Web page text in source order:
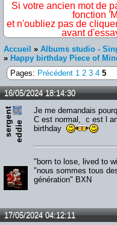
Si votre ancien mot de
fonction
et n'oubliez pas de
avant
Accueil » Albums studio -
» Happy birthday Piece of
Pages: Précédent 1 2 3 4 5
16/05/2024 18:14:30
s
e
rg
e
n
t
e
d
d
ie
Je me demandais
C est normal, c est l
birthday
"born to lose, lived to
"nous sommes tous
génération" BXN
17/05/2024 04:12:11